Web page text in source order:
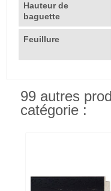
Hauteur de
baguette
Feuillure
99 autres
catégorie :